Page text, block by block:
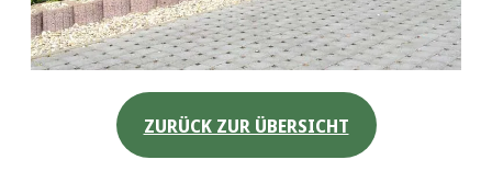
ZURÜCK ZUR ÜBERSICHT